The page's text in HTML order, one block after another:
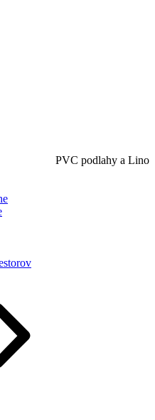
PVC podlahy a Lino